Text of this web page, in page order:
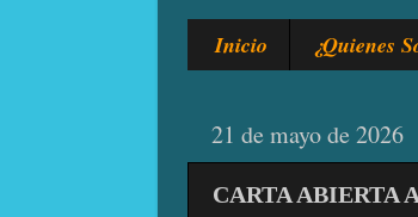
Inicio ¿Quienes
21 de mayo de 2026
CARTA ABIERTA